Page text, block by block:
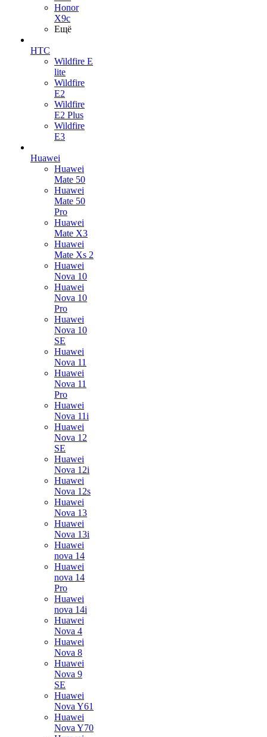
Honor
X9c
Ещё
HTC
Wildfire E
lite
Wildfire
E2
Wildfire
E2 Plus
Wildfire
E3
Huawei
Huawei
Mate 50
Huawei
Mate 50
Pro
Huawei
Mate X3
Huawei
Mate Xs 2
Huawei
Nova 10
Huawei
Nova 10
Pro
Huawei
Nova 10
SE
Huawei
Nova 11
Huawei
Nova 11
Pro
Huawei
Nova 11i
Huawei
Nova 12
SE
Huawei
Nova 12i
Huawei
Nova 12s
Huawei
Nova 13
Huawei
Nova 13i
Huawei
nova 14
Huawei
nova 14
Pro
Huawei
nova 14i
Huawei
Nova 4
Huawei
Nova 8
Huawei
Nova 9
SE
Huawei
Nova Y61
Huawei
Nova Y70